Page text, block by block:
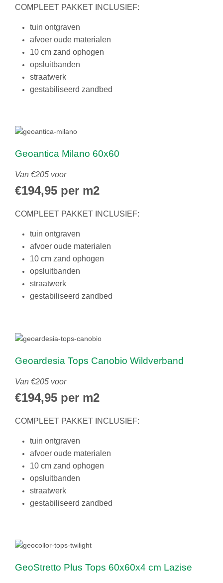
COMPLEET PAKKET INCLUSIEF:
tuin ontgraven
afvoer oude materialen
10 cm zand ophogen
opsluitbanden
straatwerk
gestabiliseerd zandbed
Geoantica Milano 60x60
Van €205 voor
€194,95 per m2
COMPLEET PAKKET INCLUSIEF:
tuin ontgraven
afvoer oude materialen
10 cm zand ophogen
opsluitbanden
straatwerk
gestabiliseerd zandbed
Geoardesia Tops Canobio Wildverband
Van €205 voor
€194,95 per m2
COMPLEET PAKKET INCLUSIEF:
tuin ontgraven
afvoer oude materialen
10 cm zand ophogen
opsluitbanden
straatwerk
gestabiliseerd zandbed
GeoStretto Plus Tops 60x60x4 cm Lazise